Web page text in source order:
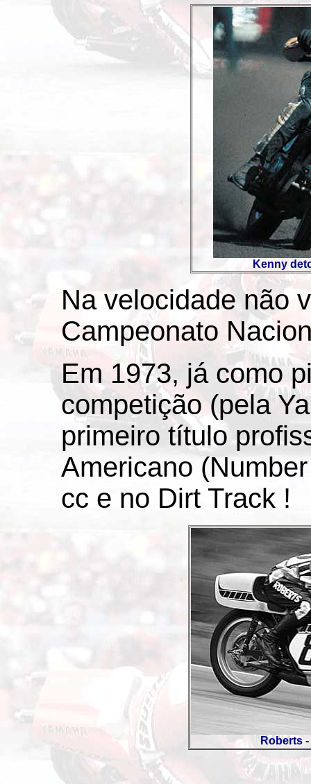
Kenny
Na velocidade não
Campeonato
Em 1973, já como
competição (pela
primeiro título
Americano
cc e no Dirt Track !
Roberts